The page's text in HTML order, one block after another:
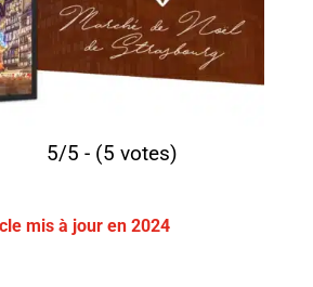
5/5 - (5 votes)
mis à jour en 2024